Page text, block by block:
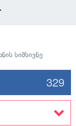
.
სიმსივნე
329